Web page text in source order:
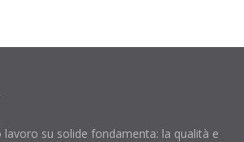
lavoro su solide fondamenta: la qualità e